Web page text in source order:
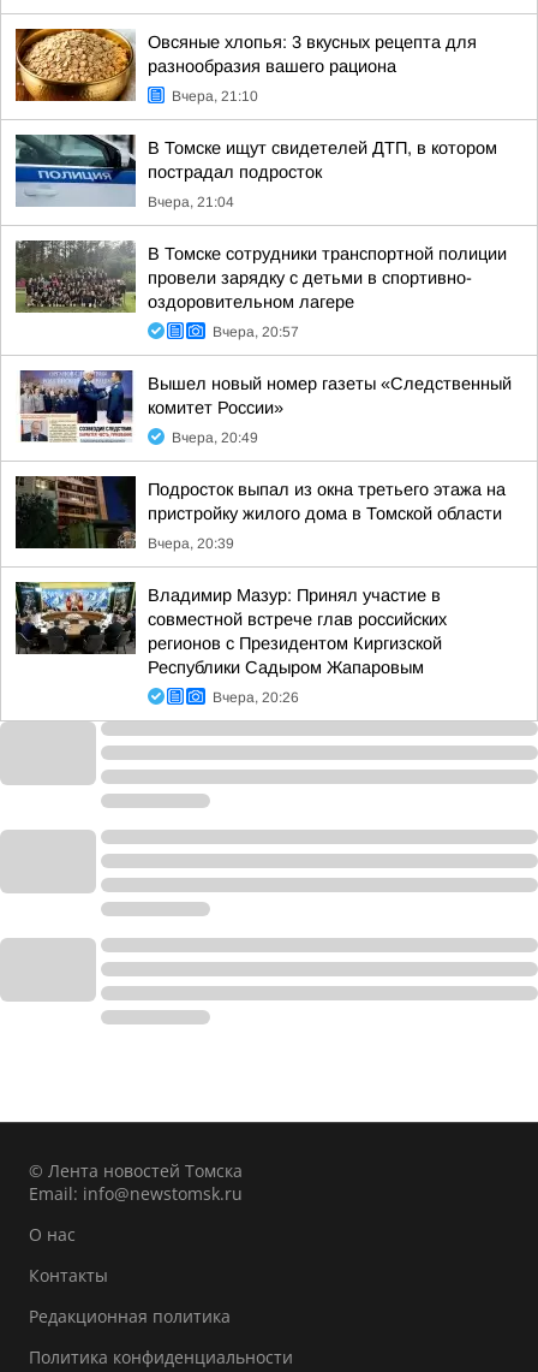
Овсяные хлопья: 3 вкусных рецепта для
разнообразия вашего рациона
Вчера, 21:10
В Томске ищут свидетелей ДТП, в котором
пострадал подросток
Вчера, 21:04
В Томске сотрудники транспортной полиции
провели зарядку с детьми в спортивно-
оздоровительном лагере
Вчера, 20:57
Вышел новый номер газеты «Следственный
комитет России»
Вчера, 20:49
Подросток выпал из окна третьего этажа на
пристройку жилого дома в Томской области
Вчера, 20:39
Владимир Мазур: Принял участие в
совместной встрече глав российских
регионов с Президентом Киргизской
Республики Садыром Жапаровым
Вчера, 20:26
© Лента новостей Томска
Email: info@newstomsk.ru
О нас
Контакты
Редакционная политика
Политика конфиденциальности